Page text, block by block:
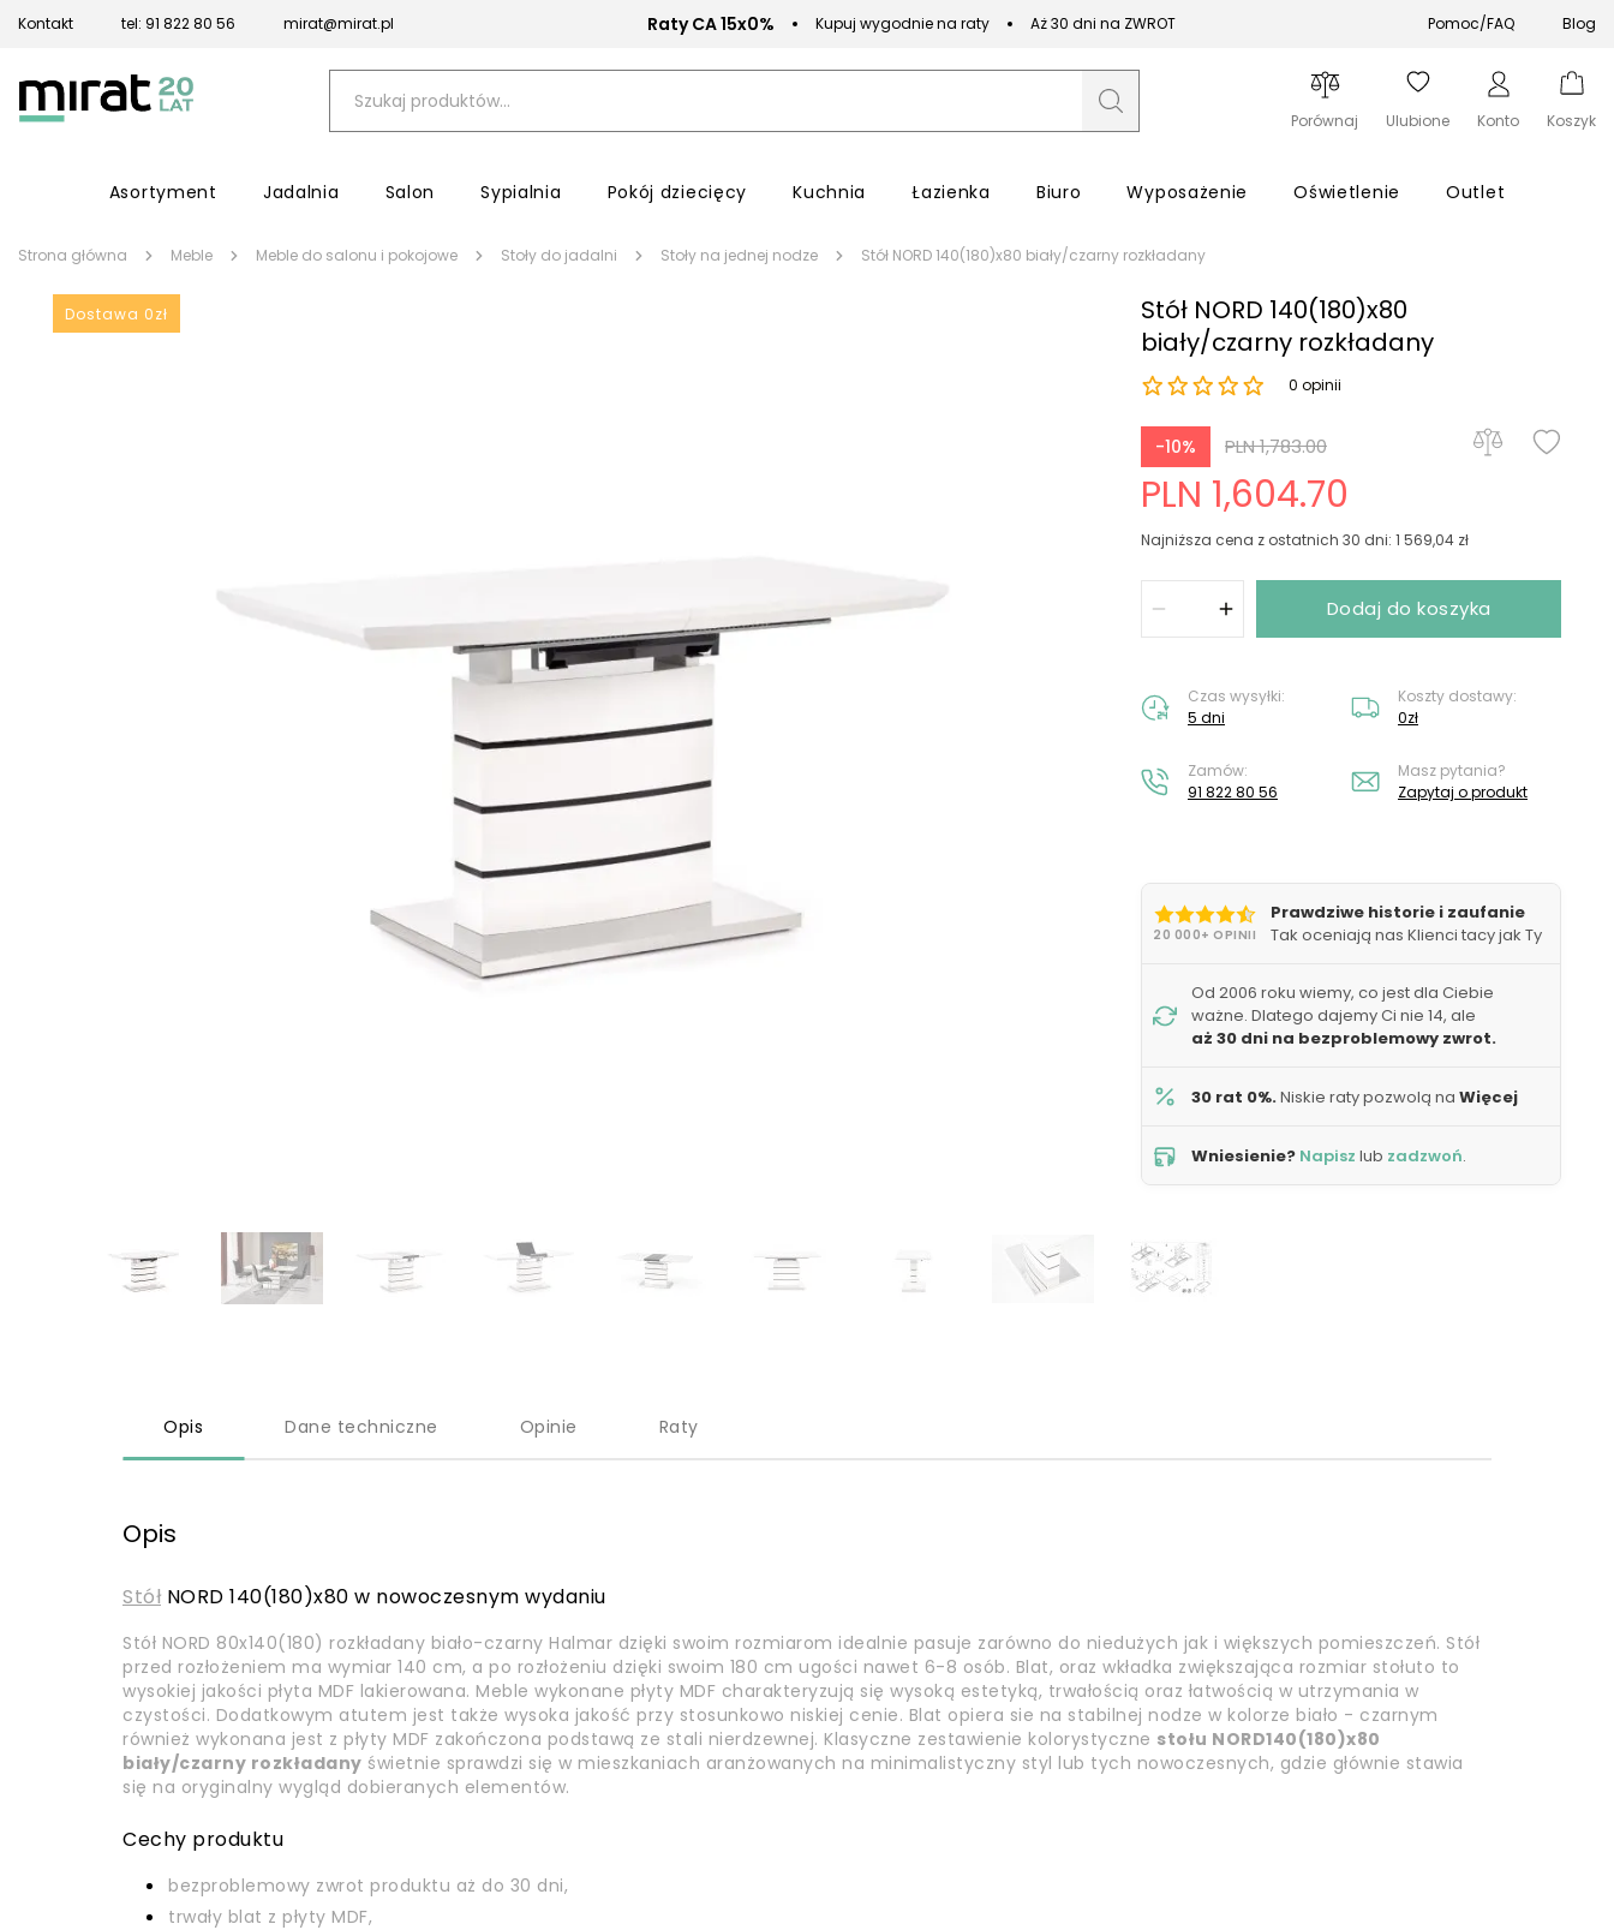
Kontakt tel: 91 822 80 56 mirat@mirat.pl Raty CA 15x0% Kupuj wygodnie na raty Aż 30 dni na ZWROT Pomoc/FAQ Blog
Porównaj Ulubione Konto
Zapomniałeś hasła?
Nie masz konta? Załóż konto
Koszyk
Asortyment Jadalnia Salon Sypialnia Pokój dziecięcy Kuchnia Łazienka Biuro Wyposażenie Oświetlenie Outlet
Strona główna Meble Meble do salonu i pokojowe Stoły do jadalni Stoły na jednej nodze Stół NORD 140(180)x80 biały/czarny rozkładany
Dostawa 0zł
Stół NORD 140(180)x80
biały/czarny rozkładany
0 opinii
-10% PLN 1,783.00
PLN 1,604.70
Najniższa cena z ostatnich 30 dni: 1 569,04 zł
Dodaj do koszyka
Czas wysyłki:
5 dni
Koszty dostawy:
0zł
Zamów:
91 822 80 56
Masz pytania?
Zapytaj o produkt
20 000+ OPINII
Prawdziwe historie i zaufanie
Tak oceniają nas Klienci tacy jak Ty
Od 2006 roku wiemy, co jest dla Ciebie
ważne. Dlatego dajemy Ci nie 14, ale
aż 30 dni na bezproblemowy zwrot.
30 rat 0%.Niskie raty pozwolą na Więcej
Wniesienie? Napisz lub zadzwoń.
Opis Dane techniczne Opinie Raty
Opis
Stół NORD 140(180)x80 w nowoczesnym wydaniu
Stół NORD 80x140(180) rozkładany biało-czarny Halmar dzięki swoim rozmiarom idealnie pasuje zarówno do niedużych jak i większych pomieszczeń. Stół
przed rozłożeniem ma wymiar 140 cm, a po rozłożeniu dzięki swoim 180 cm ugości nawet 6-8 osób. Blat, oraz wkładka zwiększająca rozmiar stołuto to
wysokiej jakości płyta MDF lakierowana. Meble wykonane płyty MDF charakteryzują się wysoką estetyką, trwałością oraz łatwością w utrzymania w
czystości. Dodatkowym atutem jest także wysoka jakość przy stosunkowo niskiej cenie. Blat opiera sie na stabilnej nodze w kolorze biało - czarnym
również wykonana jest z płyty MDF zakończona podstawą ze stali nierdzewnej. Klasyczne zestawienie kolorystyczne stołu NORD140(180)x80
biały/czarny rozkładany świetnie sprawdzi się w mieszkaniach aranżowanych na minimalistyczny styl lub tych nowoczesnych, gdzie głównie stawia
się na oryginalny wygląd dobieranych elementów.
Cechy produktu
bezproblemowy zwrot produktu aż do 30 dni,
trwały blat z płyty MDF,